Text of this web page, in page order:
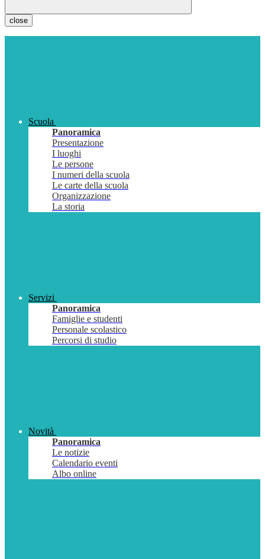
close
Scuola
Panoramica
Presentazione
I luoghi
Le persone
I numeri della scuola
Le carte della scuola
Organizzazione
La storia
Servizi
Panoramica
Famiglie e studenti
Personale scolastico
Percorsi di studio
Novità
Panoramica
Le notizie
Calendario eventi
Albo online